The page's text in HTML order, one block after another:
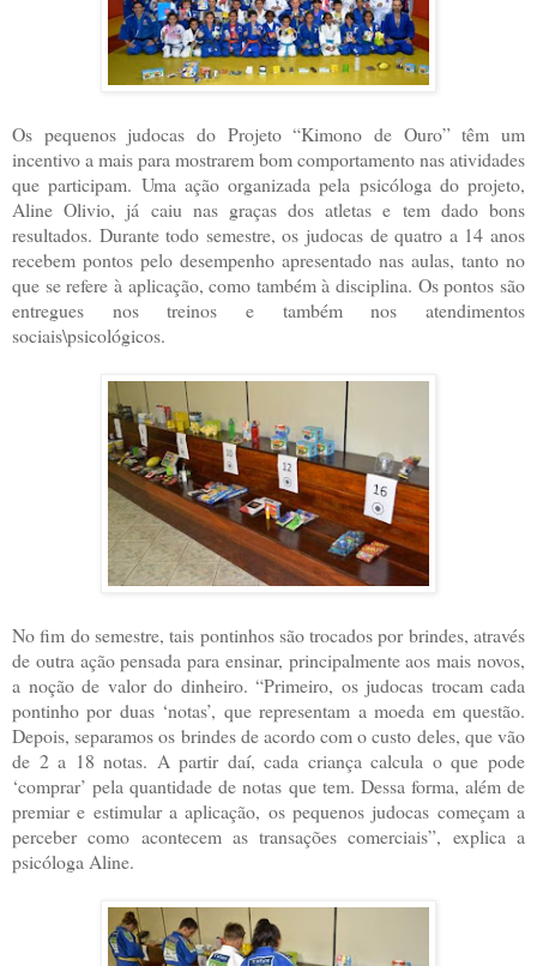
Os pequenos judocas do Projeto “Kimono de Ouro” têm um
incentivo a mais para mostrarem bom comportamento nas atividades
que participam. Uma ação organizada pela psicóloga do projeto,
Aline Olivio, já caiu nas graças dos atletas e tem dado bons
resultados. Durante todo semestre, os judocas de quatro a 14 anos
recebem pontos pelo desempenho apresentado nas aulas, tanto no
que se refere à aplicação, como também à disciplina. Os pontos são
entregues nos treinos e também nos atendimentos
sociais\psicológicos.
No fim do semestre, tais pontinhos são trocados por brindes, através
de outra ação pensada para ensinar, principalmente aos mais novos,
a noção de valor do dinheiro. “Primeiro, os judocas trocam cada
pontinho por duas ‘notas’, que representam a moeda em questão.
Depois, separamos os brindes de acordo com o custo deles, que vão
de 2 a 18 notas. A partir daí, cada criança calcula o que pode
‘comprar’ pela quantidade de notas que tem. Dessa forma, além de
premiar e estimular a aplicação, os pequenos judocas começam a
perceber como acontecem as transações comerciais”, explica a
psicóloga Aline.